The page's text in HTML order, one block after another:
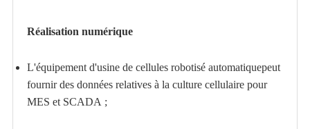
Réalisation numérique
L'équipement d'usine de cellules robotisé automatiquepeut
fournir des données relatives à la culture cellulaire pour
MES et SCADA ;